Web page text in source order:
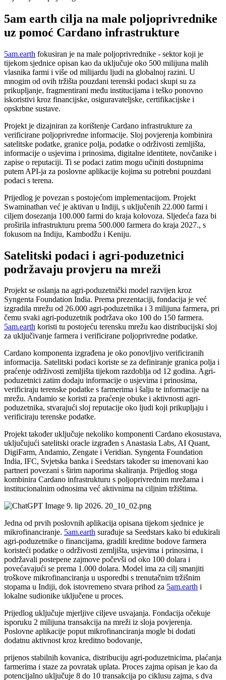
5am earth cilja na male poljoprivrednike
uz pomoć Cardano infrastrukture
5am.earth fokusiran je na male poljoprivrednike - sektor koji je
tijekom sjednice opisan kao da uključuje oko 500 milijuna malih
vlasnika farmi i više od milijardu ljudi na globalnoj razini. U
mnogim od ovih tržišta pouzdani terenski podaci skupi su za
prikupljanje, fragmentirani među institucijama i teško ponovno
iskoristivi kroz financijske, osiguravateljske, certifikacijske i
opskrbne sustave.
Projekt je dizajniran za korištenje Cardano infrastrukture za
verificirane poljoprivredne informacije. Sloj povjerenja kombinira
satelitske podatke, granice polja, podatke o održivosti zemljišta,
informacije o usjevima i prinosima, digitalne identitete, novčanike i
zapise o reputaciji. Ti se podaci zatim mogu učiniti dostupnima
putem API-ja za poslovne aplikacije kojima su potrebni pouzdani
podaci s terena.
Prijedlog je povezan s postojećom implementacijom. Projekt
Swaminathan već je aktivan u Indiji, s uključenih 22.000 farmi i
ciljem dosezanja 100.000 farmi do kraja kolovoza. Sljedeća faza bi
proširila infrastrukturu prema 500.000 farmera do kraja 2027., s
fokusom na Indiju, Kambodžu i Keniju.
Satelitski podaci i agri-poduzetnici
podržavaju provjeru na mreži
Projekt se oslanja na agri-poduzetnički model razvijen kroz
Syngenta Foundation India. Prema prezentaciji, fondacija je već
izgradila mrežu od 26.000 agri-poduzetnika i 3 milijuna farmera, pri
čemu svaki agri-poduzetnik podržava oko 100 do 150 farmera.
5am.earth koristi tu postojeću terensku mrežu kao distribucijski sloj
za uključivanje farmera i verificirane poljoprivredne podatke.
Cardano komponenta izgrađena je oko ponovljivo verificiranih
informacija. Satelitski podaci koriste se za definiranje granica polja i
praćenje održivosti zemljišta tijekom razdoblja od 12 godina. Agri-
poduzetnici zatim dodaju informacije o usjevima i prinosima,
verificiraju terenske podatke s farmerima i šalju te informacije na
mrežu. Andamio se koristi za praćenje obuke i aktivnosti agri-
poduzetnika, stvarajući sloj reputacije oko ljudi koji prikupljaju i
verificiraju terenske podatke.
Projekt također uključuje nekoliko komponenti Cardano ekosustava,
uključujući satelitski oracle izgrađen s Anastasia Labs, AI Quant,
DigiFarm, Andamio, Zengate i Veridian. Syngenta Foundation
India, IFC, Svjetska banka i Seedstars također su imenovani kao
partneri povezani s širim naporima skaliranja. Prijedlog stoga
kombinira Cardano infrastrukturu s poljoprivrednim mrežama i
institucionalnim odnosima već aktivnima na ciljnim tržištima.
Jedna od prvih poslovnih aplikacija opisana tijekom sjednice je
mikrofinanciranje. 5am.earth surađuje sa Seedstars kako bi edukirali
agri-poduzetnike o financijama, gradili kreditne bodove farmera
koristeći podatke o održivosti zemljišta, usjevima i prinosima, i
podržavali postepene zajmove počevši od oko 100 dolara i
povećavajući se prema 1.000 dolara. Model ima za cilj smanjiti
troškove mikrofinanciranja u usporedbi s trenutačnim tržišnim
stopama u Indiji, dok istovremeno stvara prihod za 5am.earth i
lokalne sudionike uključene u proces.
Prijedlog uključuje mjerljive ciljeve usvajanja. Fondacija očekuje
isporuku 2 milijuna transakcija na mreži iz sloja povjerenja.
Poslovne aplikacije poput mikrofinanciranja mogle bi dodati
dodatnu aktivnost kroz kreditno bodovanje,
prijenos stabilnih kovanica, distribuciju agri-poduzetnicima, plaćanja
farmerima i staze za povratak uplata. Proces zajma opisan je kao da
potencijalno uključuje 8 do 10 transakcija po ciklusu zajma, s dva